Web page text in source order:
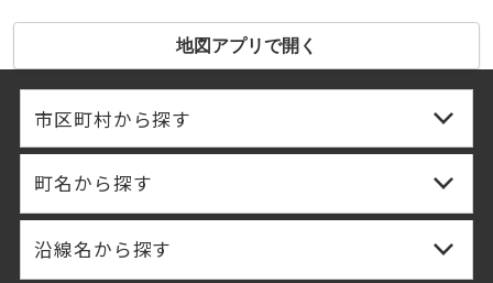
地図アプリで開く
市区町村から探す
町名から探す
沿線名から探す